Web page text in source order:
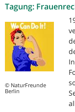
Tagung:
© NaturFreunde
Berlin